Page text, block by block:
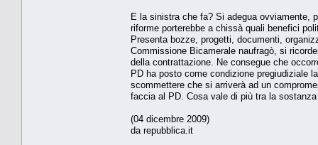
E la sinistra che fa? Si adegua ovviamente,
riforme porterebbe a chissà quali benefici
Presenta bozze, progetti, documenti,
Commissione Bicamerale naufragò, si
della contrattazione. Ne consegue che
PD ha posto come condizione pregiudiziale
scommettere che si arriverà ad un
faccia al PD. Cosa vale di più tra la
(04 dicembre 2009)
da repubblica.it